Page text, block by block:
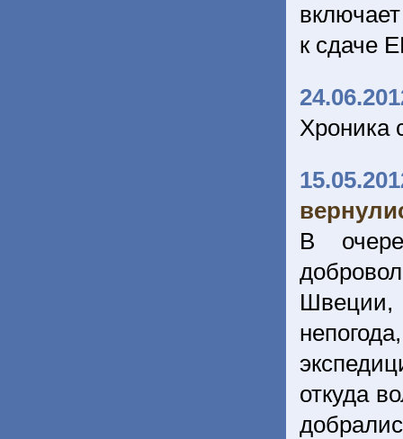
к сдаче
Хроника
В
Швеции,
откуда